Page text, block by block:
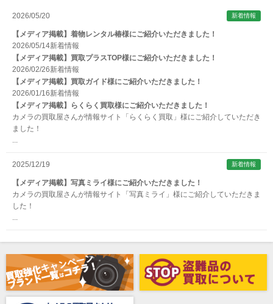
ARAX（アラクス）
Arca-Swiss（アルカスイス）
Argus （アーガス）
ARNUVO（アルヌボ）
ARTISAN&ARTIST (アルティザンアンドアーティスト)
Aska（アスカ/飛鳥）
ATOMOS（アトモス）
erg（エルグ）
AVENON（アベノン）
Awagami Factory（アワガミファクトリー）
Belkin（ベルキン）
Bencini（ベンチーニ）
BENRO（ベンロ）
2026/05/20 新着情報
【メディア掲載】着物レンタル椿様にご紹介いただきました！
2026/05/14新着情報
【メディア掲載】買取プラスTOP様にご紹介いただきました！
2026/02/26新着情報
【メディア掲載】買取ガイド様にご紹介いただきました！
2026/01/16新着情報
【メディア掲載】らくらく買取様にご紹介いただきました！
カメラの買取屋さんが情報サイト「らくらく買取」様にご紹介していただき
ました！
...
2025/12/19 新着情報
【メディア掲載】写真ミライ様にご紹介いただきました！
カメラの買取屋さんが情報サイト「写真ミライ」様にご紹介していただきま
した！
...